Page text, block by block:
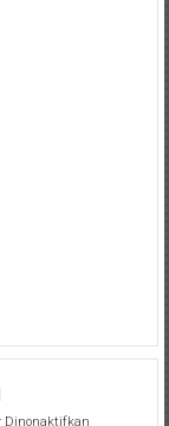
Dinonaktifkanpada